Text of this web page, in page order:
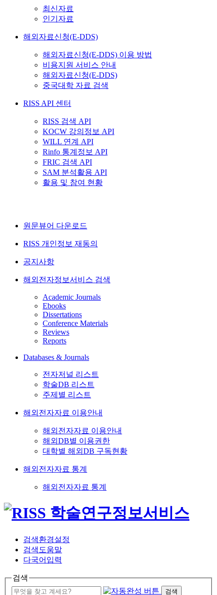
최신자료
인기자료
해외자료신청(E-DDS)
해외자료신청(E-DDS) 이용 방법
비용지원 서비스 안내
해외자료신청(E-DDS)
중국대학 자료 검색
RISS API 센터
RISS 검색 API
KOCW 강의정보 API
WILL 연계 API
Rinfo 통계정보 API
FRIC 검색 API
SAM 분석활용 API
활용 및 참여 현황
원문뷰어 다운로드
RISS 개인정보 재동의
공지사항
해외전자정보서비스 검색
Academic Journals
Ebooks
Dissertations
Conference Materials
Reviews
Reports
Databases & Journals
전자저널 리스트
학술DB 리스트
주제별 리스트
해외전자자료 이용안내
해외전자자료 이용안내
해외DB별 이용권한
대학별 해외DB 구독현황
해외전자자료 통계
해외전자자료 통계
검색환경설정
검색도움말
다국어입력
검색
검색